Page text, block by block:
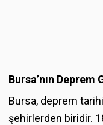
Bursa’nın
Bursa, deprem
şehirlerden biridir.